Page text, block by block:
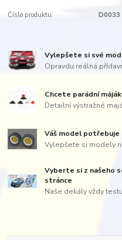
Číslo produktu: D0033
Vylepšete si své
Opravdu reálná
Chcete parádní
Detailní výstražné
Váš model potřebuje
Vylepšete si modely
Vyberte si z našeho
stránce
Naše dekály vždy